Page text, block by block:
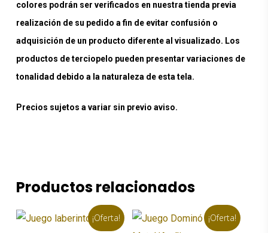
colores podrán ser verificados en nuestra tienda previa
realización de su pedido a fin de evitar confusión o
adquisición de un producto diferente al visualizado. Los
productos de terciopelo pueden presentar variaciones de
tonalidad debido a la naturaleza de esta tela.
Precios sujetos a variar sin previo aviso.
Productos relacionados
¡Oferta! ¡Oferta!